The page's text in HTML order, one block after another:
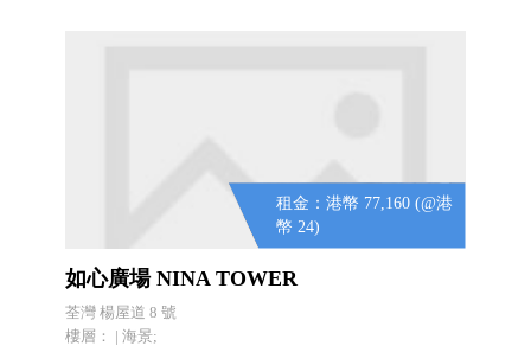
租金：港幣 77,160 (@港
幣 24)
如心廣場 NINA TOWER
荃灣 楊屋道 8 號
樓層： | 海景;